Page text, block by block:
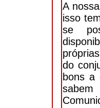
A
isso
se
do
bons a